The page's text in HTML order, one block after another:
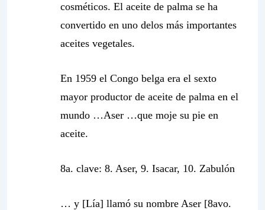
cosméticos. El aceite de palma se ha
convertido en uno delos más importantes
aceites vegetales.
En 1959 el Congo belga era el sexto
mayor productor de aceite de palma en el
mundo …Aser …que moje su pie en
aceite.
8a. clave: 8. Aser, 9. Isacar, 10. Zabulón
… y [Lía] llamó su nombre Aser [8avo.